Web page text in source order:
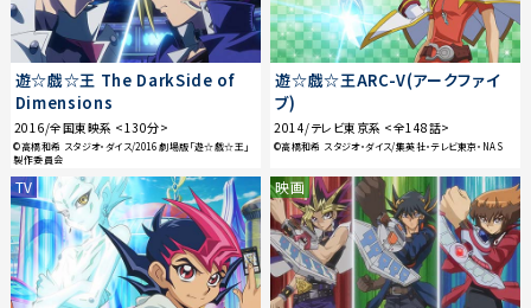
遊☆戯☆王 The DarkSide of
Dimensions
2016/全国東映系 <130分>
©高橋和希 スタジオ・ダイス/2016 劇場版「遊☆戯☆王」
製作委員会
遊☆戯☆王ARC-V(アークファイ
ブ)
2014/テレビ東京系 <全148話>
©高橋和希 スタジオ・ダイス/集英社・テレビ東京・NAS
TV 映画